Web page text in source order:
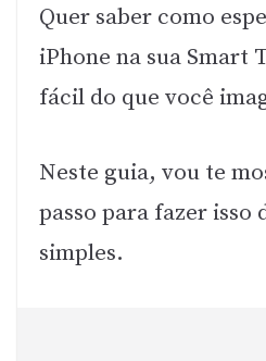
Quer saber como
iPhone na sua Smart
fácil do que você
Neste guia, vou te
passo para fazer isso
simples.